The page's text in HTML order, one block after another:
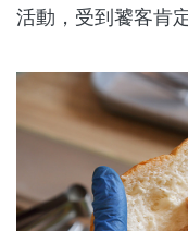
活動，受到饕客肯定